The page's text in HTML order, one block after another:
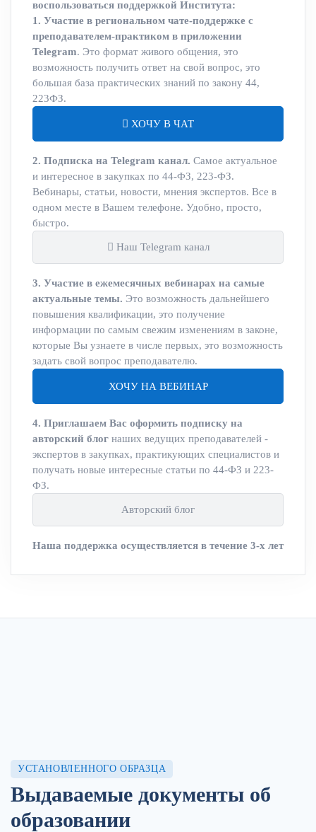
воспользоваться поддержкой Института:
1. Участие в региональном чате-поддержке с
преподавателем-практиком в приложении
Telegram. Это формат живого общения, это
возможность получить ответ на свой вопрос, это
большая база практических знаний по закону 44,
223ФЗ.
ХОЧУ В ЧАТ
2. Подписка на Telegram канал. Самое актуальное
и интересное в закупках по 44-ФЗ, 223-ФЗ.
Вебинары, статьи, новости, мнения экспертов. Все в
одном месте в Вашем телефоне. Удобно, просто,
быстро.
Наш Telegram канал
3. Участие в ежемесячных вебинарах на самые
актуальные темы. Это возможность дальнейшего
повышения квалификации, это получение
информации по самым свежим изменениям в законе,
которые Вы узнаете в числе первых, это возможность
задать свой вопрос преподавателю.
ХОЧУ НА ВЕБИНАР
4. Приглашаем Вас оформить подписку на
авторский блог наших ведущих преподавателей -
экспертов в закупках, практикующих специалистов и
получать новые интересные статьи по 44-ФЗ и 223-
ФЗ.
Авторский блог
Наша поддержка осуществляется в течение 3-х лет
УСТАНОВЛЕННОГО ОБРАЗЦА
Выдаваемые документы об
образовании